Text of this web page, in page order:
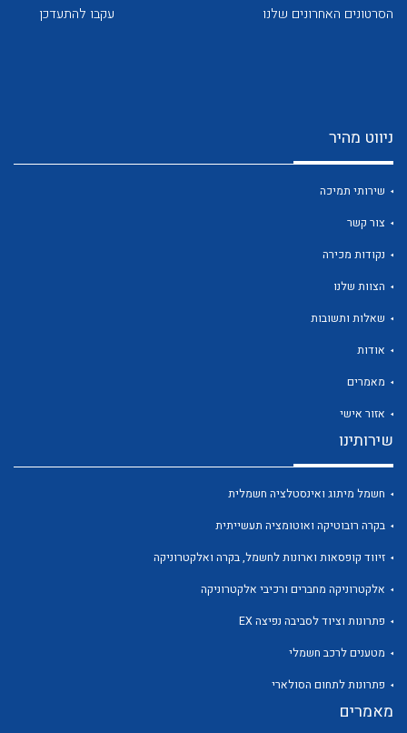
לכל מוצרי היצרן
הסרטונים האחרונים שלנו עקבו להתעדכן
ניווט מהיר
שירותי תמיכה
צור קשר
נקודות מכירה
הצוות שלנו
שאלות ותשובות
אודות
מאמרים
אזור אישי
שירותינו
חשמל מיתוג ואינסטלציה חשמלית
בקרה רובוטיקה ואוטומציה תעשייתית
זיווד קופסאות וארונות לחשמל, בקרה ואלקטרוניקה
אלקטרוניקה מחברים ורכיבי אלקטרוניקה
פתרונות וציוד לסביבה נפיצה EX
מטענים לרכב חשמלי
פתרונות לתחום הסולארי
מאמרים